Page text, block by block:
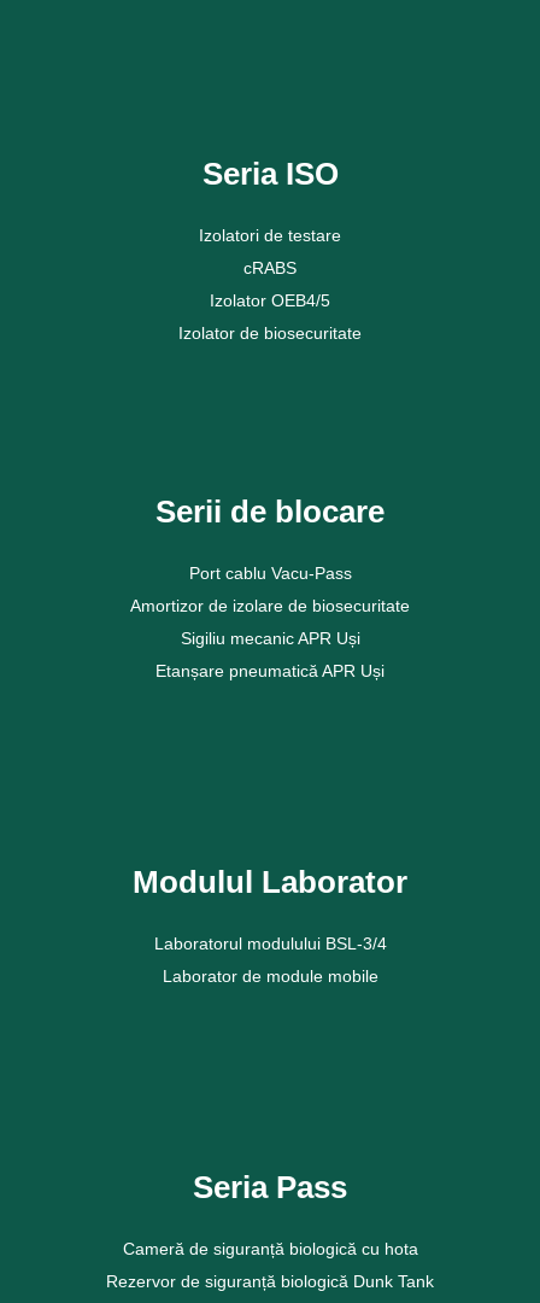
Seria ISO
Izolatori de testare
cRABS
Izolator OEB4/5
Izolator de biosecuritate
Serii de blocare
Port cablu Vacu-Pass
Amortizor de izolare de biosecuritate
Sigiliu mecanic APR Uși
Etanșare pneumatică APR Uși
Modulul Laborator
Laboratorul modulului BSL-3/4
Laborator de module mobile
Seria Pass
Cameră de siguranță biologică cu hota
Rezervor de siguranță biologică Dunk Tank